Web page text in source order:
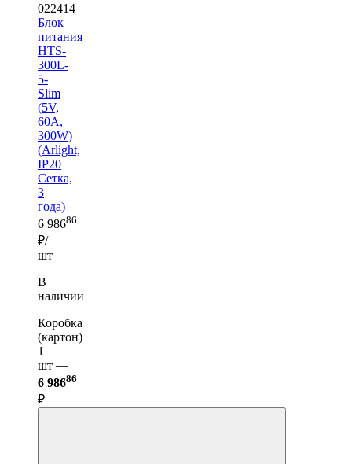
022414
Блок
питания
HTS-
300L-
5-
Slim
(5V,
60A,
300W)
(Arlight,
IP20
Сетка,
3
года)
6 98686
₽/
шт
В
наличии
Коробка
(картон)
1
шт —
6 98686
₽